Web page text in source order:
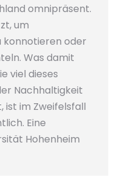
omnipräsent.
um
konnotieren oder
Was damit
viel dieses
Nachhaltigkeit
im Zweifelsfall
Eine
Hohenheim